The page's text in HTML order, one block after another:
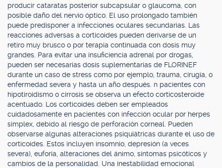
producir cataratas posterior subcapsular o glaucoma, con
posible daño del nervio óptico. El uso prolongado también
puede predisponer a infecciones oculares secundarias. Las
reacciones adversas a corticoides pueden derivarse de un
retiro muy brusco o por terapia continuada con dosis muy
grandes. Para evitar una insuficiencia adrenal por drogas,
pueden ser necesarias dosis suplementarias de FLORINEF
durante un caso de stress como por ejemplo, trauma, cirugía, o
enfermedad severa y hasta un año después. n pacientes con
hipotiroidismo o cirrosis se observa un efecto corticosteroide
acentuado. Los corticoides deben ser empleados
cuidadosamente en pacientes con infección ocular por herpes
simplex, debido al riesgo de perforación corneal. Pueden
observarse algunas alteraciones psiquiátricas durante el uso de
corticoides. Estos incluyen insomnio, depresión (a veces
severa), euforia, alteraciones del ánimo, síntomas psicóticos y
cambios de la personalidad. Una inestabilidad emocional